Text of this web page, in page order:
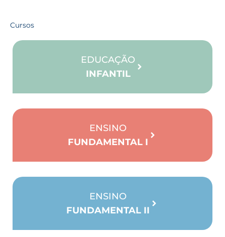
Cursos
EDUCAÇÃO
INFANTIL
ENSINO
FUNDAMENTAL I
ENSINO
FUNDAMENTAL II